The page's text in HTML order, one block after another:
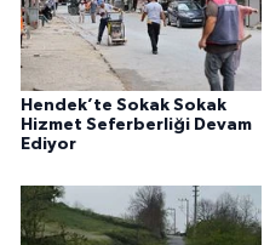
Hendek’te Sokak Sokak
Hizmet Seferberliği Devam
Ediyor